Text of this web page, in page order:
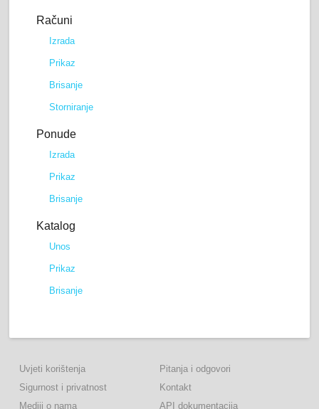
Računi
Izrada
Prikaz
Brisanje
Storniranje
Ponude
Izrada
Prikaz
Brisanje
Katalog
Unos
Prikaz
Brisanje
Uvjeti korištenja
Sigurnost i privatnost
Mediji o nama
Pitanja i odgovori
Kontakt
API dokumentacija